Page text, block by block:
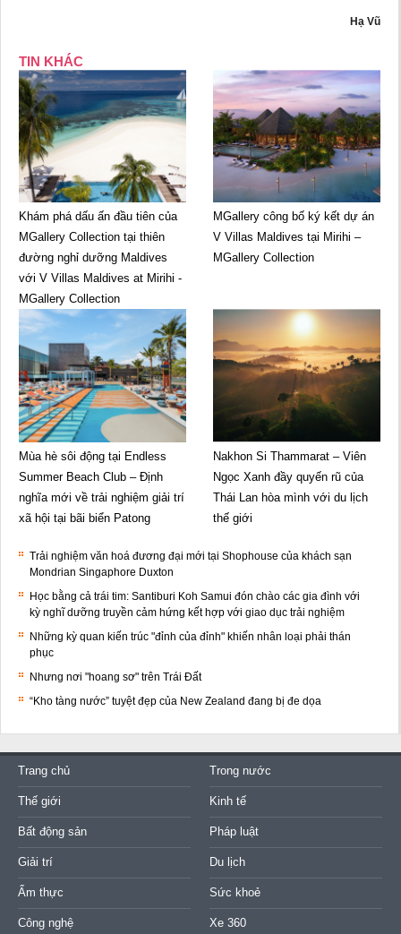
Hạ Vũ
TIN KHÁC
Khám phá dấu ấn đầu tiên của
MGallery Collection tại thiên
đường nghỉ dưỡng Maldives
với V Villas Maldives at Mirihi -
MGallery Collection
MGallery công bố ký kết dự án
V Villas Maldives tại Mirihi –
MGallery Collection
Mùa hè sôi động tại Endless
Summer Beach Club – Định
nghĩa mới về trải nghiệm giải trí
xã hội tại bãi biển Patong
Nakhon Si Thammarat – Viên
Ngọc Xanh đầy quyến rũ của
Thái Lan hòa mình với du lịch
thế giới
Trải nghiệm văn hoá đương đại mới tại Shophouse của khách sạn
Mondrian Singaphore Duxton
Học bằng cả trái tim: Santiburi Koh Samui đón chào các gia đình với
kỳ nghĩ dưỡng truyền cảm hứng kết hợp với giao dục trải nghiệm
Những kỳ quan kiến trúc "đỉnh của đỉnh" khiến nhân loại phải thán
phục
Nhưng nơi "hoang sơ" trên Trái Đất
“Kho tàng nước” tuyệt đẹp của New Zealand đang bị đe dọa
Trang chủ Trong nước
Thế giới Kinh tế
Bất động sản Pháp luật
Giải trí Du lịch
Ẩm thực Sức khoẻ
Công nghệ Xe 360